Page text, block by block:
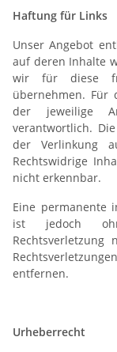
Haftung für Links
Unser Angebot
auf deren Inhalte
wir für diese
übernehmen. Für
der jeweilige
verantwortlich.
der Verlinkung
Rechtswidrige
nicht erkennbar.
Eine permanente
ist jedoch
Rechtsverletzung
entfernen.
Urheberrecht